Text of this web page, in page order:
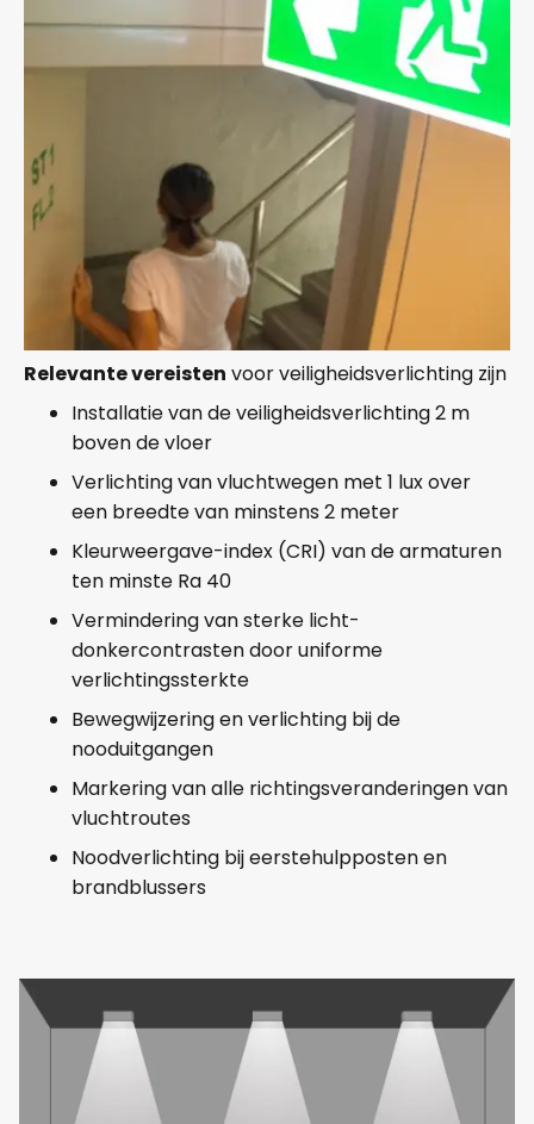
Relevante vereisten voor veiligheidsverlichting zijn
Installatie van de veiligheidsverlichting 2 m
boven de vloer
Verlichting van vluchtwegen met 1 lux over
een breedte van minstens 2 meter
Kleurweergave-index (CRI) van de armaturen
ten minste Ra 40
Vermindering van sterke licht-
donkercontrasten door uniforme
verlichtingssterkte
Bewegwijzering en verlichting bij de
nooduitgangen
Markering van alle richtingsveranderingen van
vluchtroutes
Noodverlichting bij eerstehulpposten en
brandblussers